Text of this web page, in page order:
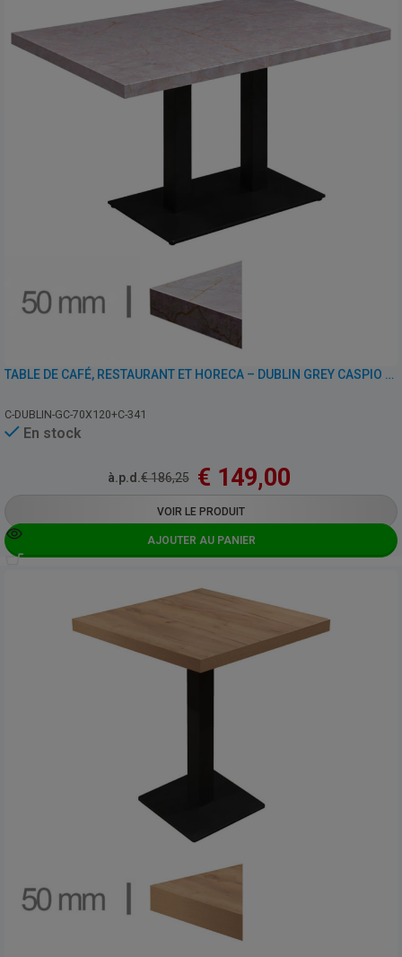
TABLE DE CAFÉ, RESTAURANT ET HORECA – DUBLIN GREY CASPIO – 70×120 CM AVEC PIED
C-DUBLIN-GC-70X120+C-341
En stock
à.p.d.€186,25 € 149,00
VOIR LE PRODUIT
AJOUTER AU PANIER